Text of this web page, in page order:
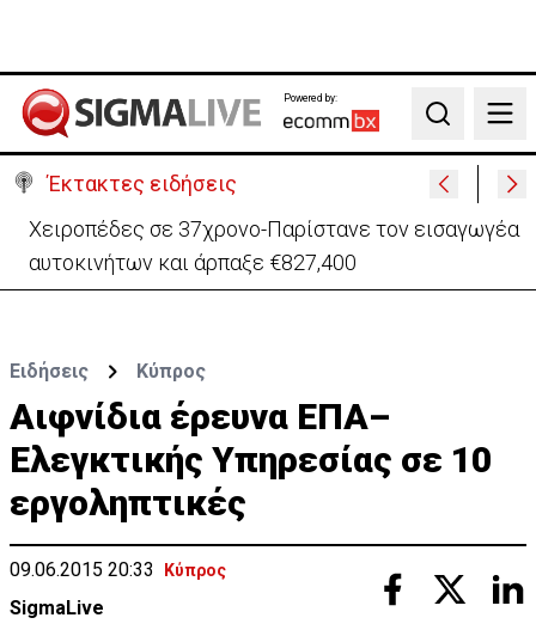
Powered by:
Search
Έκτακτες ειδήσεις
ΠτΔ προς νέα μέλη Κυβέρνησης: Μηδενική πίστωση
χρόνου-Δουλειά 24 ώρες το 24ωρο
Ειδήσεις Κύπρος
Αιφνίδια έρευνα ΕΠΑ–
Ελεγκτικής Υπηρεσίας σε 10
εργοληπτικές
09.06.2015 20:33 Κύπρος
SigmaLive